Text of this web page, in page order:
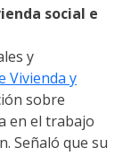
social e
y
Vivienda y
sobre
en el trabajo
Señaló que su